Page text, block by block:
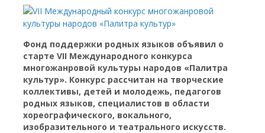
Фонд поддержки родных языков объявил о
старте VII Международного конкурса
многожанровой культуры народов «Палитра
культур». Конкурс рассчитан на творческие
коллективы, детей и молодежь, педагогов
родных языков, специалистов в области
хореографического, вокального,
изобразительного и театрального искусств.